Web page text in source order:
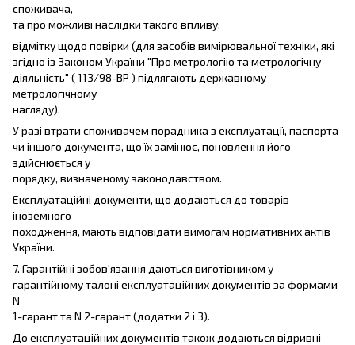
споживача,
та про можливі наслідки такого впливу;
відмітку щодо повірки (для засобів вимірювальної техніки, які
згідно із Законом України "Про метрологію та метрологічну
діяльність" ( 113/98-ВР ) підлягають державному
метрологічному
нагляду).
У разі втрати споживачем порадника з експлуатації, паспорта
чи іншого документа, що їх замінює, поновлення його
здійснюється у
порядку, визначеному законодавством.
Експлуатаційні документи, що додаються до товарів
іноземного
походження, мають відповідати вимогам нормативних актів
України.
7. Гарантійні зобов'язання даються виготівником у
гарантійному талоні експлуатаційних документів за формами
N
1-гарант та N 2-гарант (додатки 2 і 3).
До експлуатаційних документів також додаються відривні